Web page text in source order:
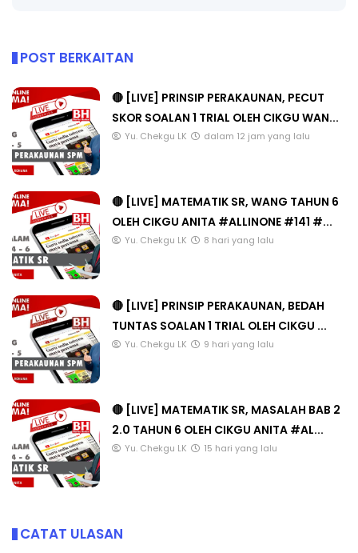
POST BERKAITAN
🔴 [LIVE] PRINSIP PERAKAUNAN, PECUT
SKOR SOALAN 1 TRIAL OLEH CIKGU WAN...
Yu. Chekgu LK dalam 12 jam yang lalu
🔴 [LIVE] MATEMATIK SR, WANG TAHUN 6
OLEH CIKGU ANITA #ALLINONE #141 #...
Yu. Chekgu LK 8 hari yang lalu
🔴 [LIVE] PRINSIP PERAKAUNAN, BEDAH
TUNTAS SOALAN 1 TRIAL OLEH CIKGU ...
Yu. Chekgu LK 9 hari yang lalu
🔴 [LIVE] MATEMATIK SR, MASALAH BAB 2
2.0 TAHUN 6 OLEH CIKGU ANITA #AL...
Yu. Chekgu LK 15 hari yang lalu
CATAT ULASAN